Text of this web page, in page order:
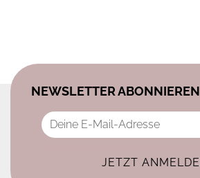
NEWSLETTER ABONNIEREN